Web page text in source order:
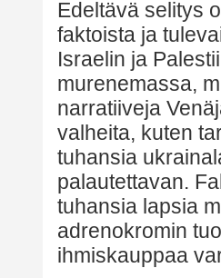
Edeltävä selitys
faktoista ja
Israelin ja
murenemassa,
narratiiveja
valheita, kuten
tuhansia
palautettavan.
tuhansia lapsia
adrenokromin
ihmiskauppaa